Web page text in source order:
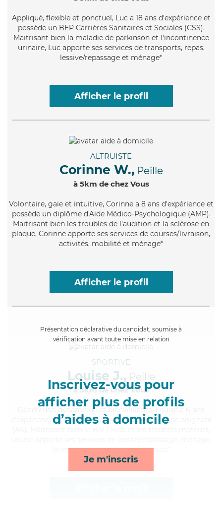
Appliqué, flexible et ponctuel, Luc a 18 ans d'expérience et
possède un BEP Carrières Sanitaires et Sociales (CSS).
Maitrisant bien la maladie de parkinson et l'incontinence
urinaire, Luc apporte ses services de transports, repas,
lessive/repassage et ménage*
Afficher le profil
ALTRUISTE
Corinne W., Peille
à 5km de chez Vous
Volontaire, gaie et intuitive, Corinne a 8 ans d'expérience et
possède un diplôme d'Aide Médico-Psychologique (AMP).
Maitrisant bien les troubles de l'audition et la sclérose en
plaque, Corinne apporte ses services de courses/livraison,
activités, mobilité et ménage*
Afficher le profil
Présentation déclarative du candidat, soumise à
vérification avant toute mise en relation
Inscrivez-vous pour
afficher plus de profils
d’aides à domicile
Je m'inscris
SPORTIVE
Louise J., Peille
à 5km de chez Vous
, dynamique et bienveillante, Louise a 6 ans
d'expérience et possède un diplôme d'Etat d'aide-soignant
lever/coucher et courses/livraison*